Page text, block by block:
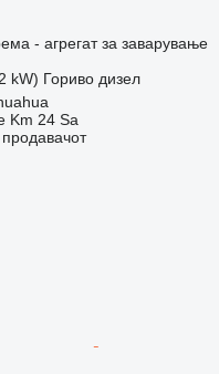
- агрегат за заварување
kW) Гориво дизел
Km 24 Sa
продавачот